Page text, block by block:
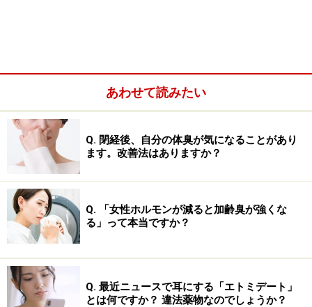
A. 湿布も、副作用をともなう「薬」。 必ず
用法用量を守って使用を
薬には、病気の治療に役立つ「主作用」以外に、必ず
「副作用」があります。使用が認められている薬には、
主作用が十分に現れ、副作用は最小限にとどめられる範
囲で、「用法用量」が定められています。
用法用量を超えて使用すると、期待する効果が増すどこ
ろか、副作用ばかりが強く現れてしまうこともありま
す。飲み薬・貼り薬など、薬の形態が違っても、この原
則は同じです。湿布の場合も、皮膚から有効成分が吸収
あわせて読みたい
Q. 閉経後、自分の体臭が気になることがあり
ます。改善法はありますか？
Q. 「女性ホルモンが減ると加齢臭が強くな
る」って本当ですか？
Q. 最近ニュースで耳にする「エトミデート」
とは何ですか？ 違法薬物なのでしょうか？